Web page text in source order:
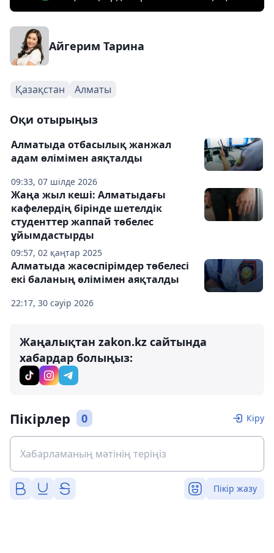
Айгерим Тарина
Қазақстан Алматы
Оқи отырыңыз
09:33, 07 шілде 2026
Алматыда отбасылық жанжал
адам өлімімен аяқталды
09:57, 02 қаңтар 2025
Жаңа жыл кеші: Алматыдағы
кафелердің бірінде шетелдік
студенттер жаппай төбелес
ұйымдастырды
22:17, 30 сәуір 2026
Алматыда жасөспірімдер төбелесі
екі баланың өлімімен аяқталды
Жаңалықтан zakon.kz сайтында
хабардар болыңыз:
Пікірлер 0 Кіру
Пікір жазу